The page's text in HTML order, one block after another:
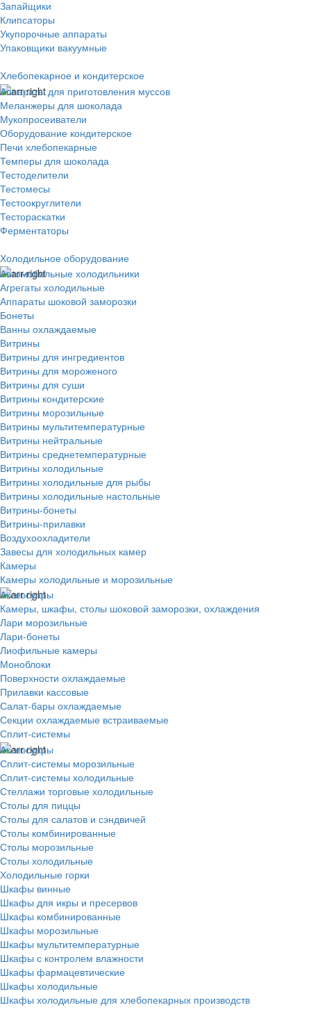
Запайщики
Клипсаторы
Укупорочные аппараты
Упаковщики вакуумные
Хлебопекарное и кондитерское
Аппараты для приготовления муссов
Меланжеры для шоколада
Мукопросеиватели
Оборудование кондитерское
Печи хлебопекарные
Темперы для шоколада
Тестоделители
Тестомесы
Тестоокруглители
Тестораскатки
Ферментаторы
Холодильное оборудование
Автомобильные холодильники
Агрегаты холодильные
Аппараты шоковой заморозки
Бонеты
Ванны охлаждаемые
Витрины
Витрины для ингредиентов
Витрины для мороженого
Витрины для суши
Витрины кондитерские
Витрины морозильные
Витрины мультитемпературные
Витрины нейтральные
Витрины среднетемпературные
Витрины холодильные
Витрины холодильные для рыбы
Витрины холодильные настольные
Витрины-бонеты
Витрины-прилавки
Воздухоохладители
Завесы для холодильных камер
Камеры
Камеры холодильные и морозильные
Аксессуары
Камеры, шкафы, столы шоковой заморозки, охлаждения
Лари морозильные
Лари-бонеты
Лиофильные камеры
Моноблоки
Поверхности охлаждаемые
Прилавки кассовые
Салат-бары охлаждаемые
Секции охлаждаемые встраиваемые
Сплит-системы
Аксессуары
Сплит-системы морозильные
Сплит-системы холодильные
Стеллажи торговые холодильные
Столы для пиццы
Столы для салатов и сэндвичей
Столы комбинированные
Столы морозильные
Столы холодильные
Холодильные горки
Шкафы винные
Шкафы для икры и пресервов
Шкафы комбинированные
Шкафы морозильные
Шкафы мультитемпературные
Шкафы с контролем влажности
Шкафы фармацевтические
Шкафы холодильные
Шкафы холодильные для хлебопекарных производств